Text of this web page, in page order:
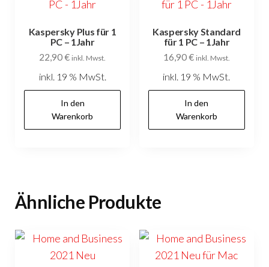
Kaspersky Plus für 1
PC – 1Jahr
22,90€ inkl. Mwst.
inkl. 19 % MwSt.
In den
Warenkorb
Kaspersky Standard
für 1 PC – 1Jahr
16,90€ inkl. Mwst.
inkl. 19 % MwSt.
In den
Warenkorb
Ähnliche Produkte